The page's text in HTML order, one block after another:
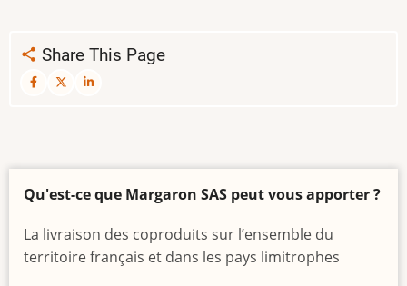
Share This Page
Qu'est-ce que Margaron SAS peut vous apporter ?
La livraison des coproduits sur l’ensemble du
territoire français et dans les pays limitrophes